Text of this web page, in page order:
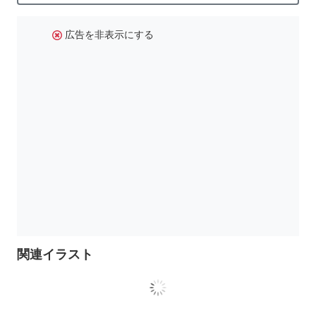
広告を非表示にする
関連イラスト